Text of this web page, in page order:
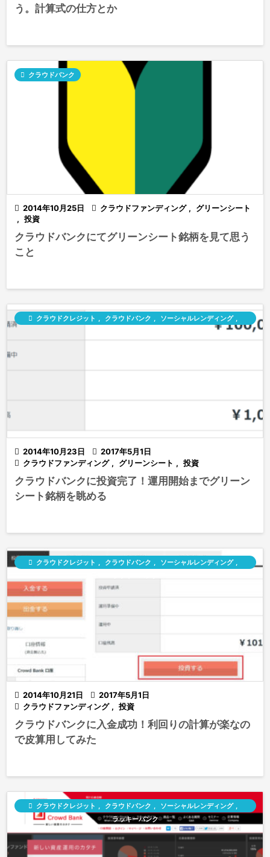
う。計算式の仕方とか
 2014年10月25日
 クラウドバンク
 クラウドファンディング ,
グリーンシート
, 投資
クラウドバンクにてグリーンシート銘柄を見て思う
こと
 2014年10月23日  2017年5月1日
 クラウドクレジット クラウドバンク ソーシャルレンディング
 クラウドファンディング , グリーンシート , 投資
クラウドバンクに投資完了！運用開始までグリーン
シート銘柄を眺める
 2014年10月21日  2017年5月1日
 クラウドクレジット クラウドバンク ソーシャルレンディング
 クラウドファンディング , 投資
クラウドバンクに入金成功！利回りの計算が楽なの
で皮算用してみた
 クラウドクレジット , クラウドバンク , ソーシャルレンディング ,
ラッキーバンク